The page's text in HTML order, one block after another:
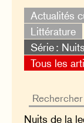
Actualités
Littérature
Série :
Tous les
Nuits de la